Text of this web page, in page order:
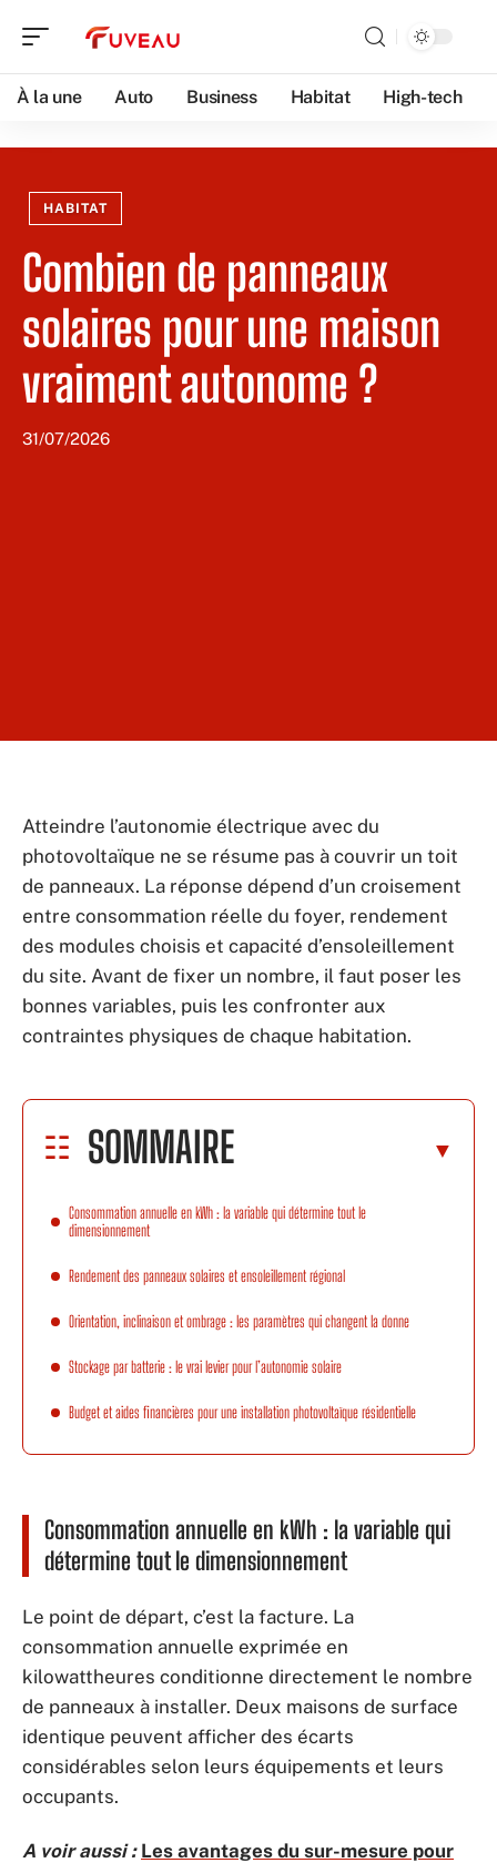
À la une Auto Business Habitat High-tech
HABITAT
Combien de panneaux
solaires pour une maison
vraiment autonome ?
31/07/2026
Atteindre l’autonomie électrique avec du
photovoltaïque ne se résume pas à couvrir un toit
de panneaux. La réponse dépend d’un croisement
entre consommation réelle du foyer, rendement
des modules choisis et capacité d’ensoleillement
du site. Avant de fixer un nombre, il faut poser les
bonnes variables, puis les confronter aux
contraintes physiques de chaque habitation.
SOMMAIRE
Consommation annuelle en kWh : la variable qui détermine tout le
dimensionnement
Rendement des panneaux solaires et ensoleillement régional
Orientation, inclinaison et ombrage : les paramètres qui changent la donne
Stockage par batterie : le vrai levier pour l’autonomie solaire
Budget et aides financières pour une installation photovoltaïque résidentielle
Consommation annuelle en kWh : la variable qui
détermine tout le dimensionnement
Le point de départ, c’est la facture. La
consommation annuelle exprimée en
kilowattheures conditionne directement le nombre
de panneaux à installer. Deux maisons de surface
identique peuvent afficher des écarts
considérables selon leurs équipements et leurs
occupants.
A voir aussi : Les avantages du sur-mesure pour